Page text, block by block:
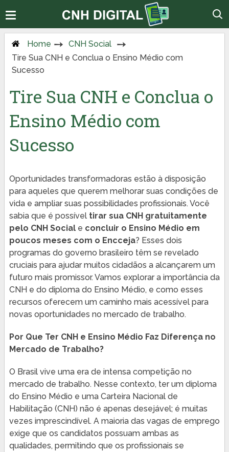
Home
CNH Social
Tire Sua CNH e Conclua o Ensino Médio com
Sucesso
Tire Sua CNH e Conclua o
Ensino Médio com
Sucesso
Oportunidades transformadoras estão à disposição
para aqueles que querem melhorar suas condições de
vida e ampliar suas possibilidades profissionais. Você
sabia que é possível tirar sua CNH gratuitamente
pelo CNH Sociale concluir o Ensino Médio em
poucos meses com o Encceja? Esses dois
programas do governo brasileiro têm se revelado
cruciais para ajudar muitos cidadãos a alcançarem um
futuro mais promissor. Vamos explorar a importância da
CNH e do diploma do Ensino Médio, e como esses
recursos oferecem um caminho mais acessível para
novas oportunidades no mercado de trabalho.
Por Que Ter CNH e Ensino Médio Faz Diferença no
Mercado de Trabalho?
O Brasil vive uma era de intensa competição no
mercado de trabalho. Nesse contexto, ter um diploma
do Ensino Médio e uma Carteira Nacional de
Habilitação (CNH) não é apenas desejável; é muitas
vezes imprescindível. A maioria das vagas de emprego
exige que os candidatos possuam ambas as
qualidades, permitindo que os profissionais se